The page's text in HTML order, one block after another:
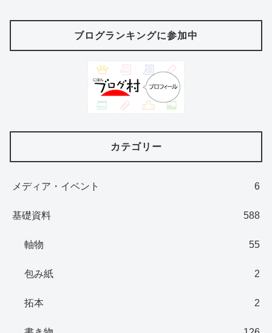
ブログランキングに参加中
カテゴリー
メディア・イベント 6
基礎資料 588
軸物 55
包み紙 2
拓本 2